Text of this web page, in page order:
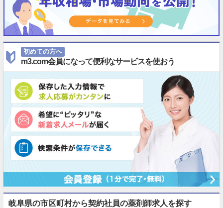
初めての方へ
m3.com会員になって便利なサービスを使おう
岐阜県の市区町村から契約社員の薬剤師求人を探す